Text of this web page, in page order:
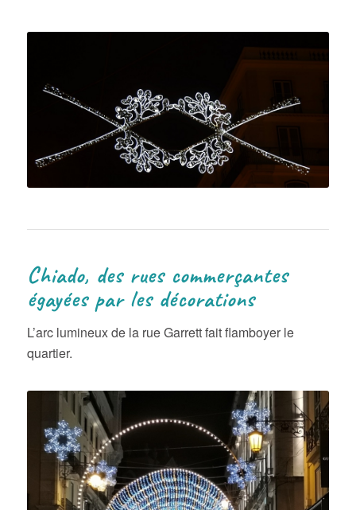
Chiado, des rues commerçantes
égayées par les décorations
L’arc lumineux de la rue Garrett fait flamboyer le
quartier.